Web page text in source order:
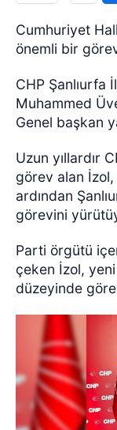
Cumhuriyet
önemli bir
CHP Şanlıurfa
Muhammed
Genel başkan
Uzun yıllardır
görev alan
ardından
görevini
Parti örgütü
çeken İzol,
düzeyinde